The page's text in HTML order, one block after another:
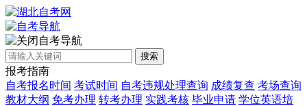
自考导航
搜索
报考指南
自考报名时间 考试时间 自考违规处理查询 成绩复查 考场查询
教材大纲 免考办理 转考办理 实践考核 毕业申请 学位英语培